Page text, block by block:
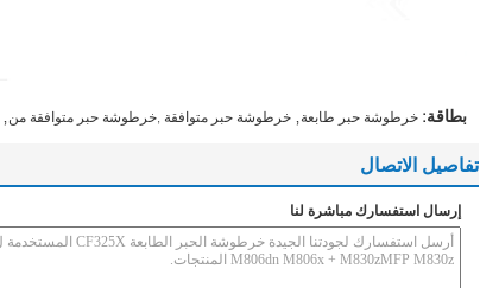
بطاقة: خرطوشة حبر طابعة خرطوشة حبر متوافقة ,خرطوشة حبر متوافقة من
تفاصيل الاتصال
إرسال استفسارك مباشرة لنا